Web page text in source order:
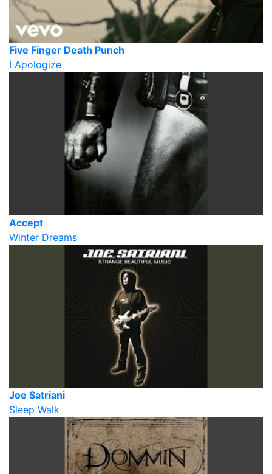
Five Finger Death Punch
I Apologize
Accept
Winter Dreams
Joe Satriani
Sleep Walk